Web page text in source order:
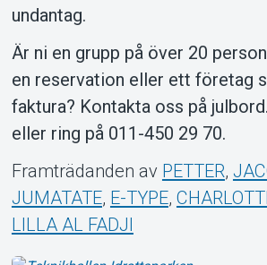
undantag.
Är ni en grupp på över 20
en reservation eller ett företag
faktura? Kontakta oss på
eller ring på 011-450 29 70.
Framträdanden av PETTER,
JUMATATE, E-TYPE,
LILLA AL FADJI